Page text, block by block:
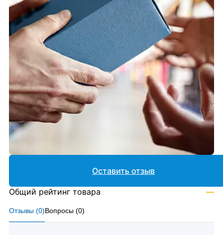
Отзывы (0)Вопросы (0)
Оставить отзыв
Общий рейтинг товара —